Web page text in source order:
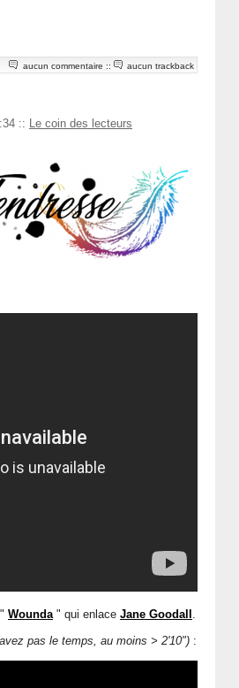
aucun commentaire :: aucun trackback
:: Le coin des lecteurs
Wounda" qui enlace Jane Goodall .
pas le temps, au moins > 2'10") :